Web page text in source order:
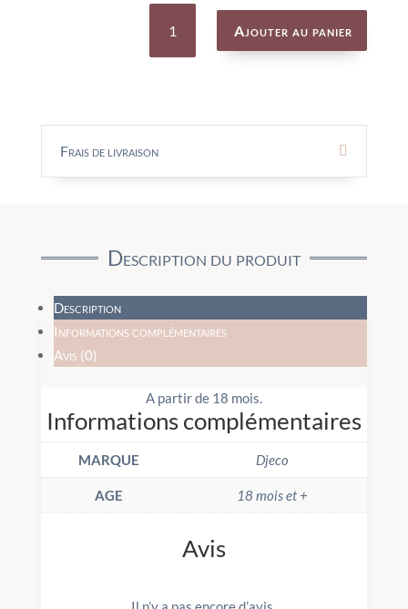
quantité
fleurs
DJECO
Ajouter au panier
Frais de livraison
Description du produit
Description
Informations complémentaires
Avis (0)
A partir de 18 mois.
Informations complémentaires
MARQUE Djeco
AGE 18 mois et +
Avis